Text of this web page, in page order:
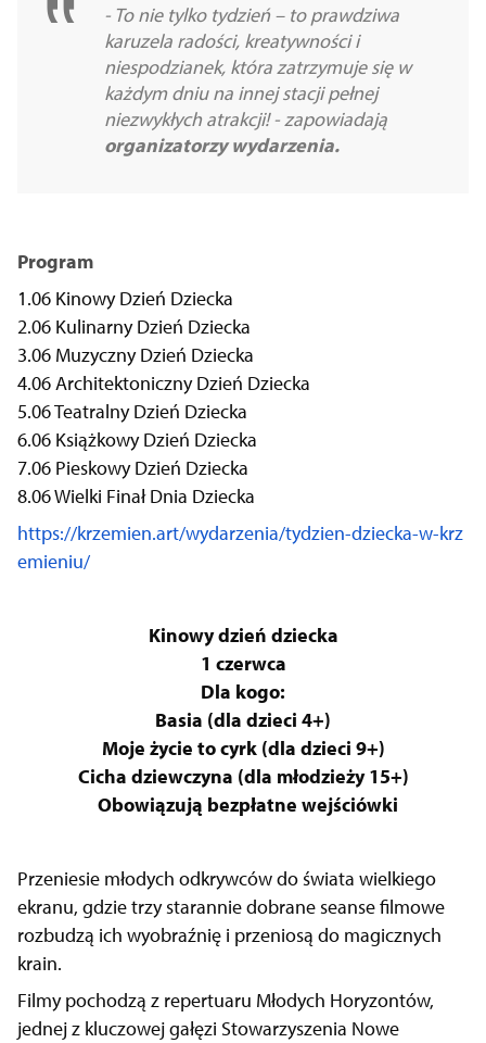
- To nie tylko tydzień – to prawdziwa
karuzela radości, kreatywności i
niespodzianek, która zatrzymuje się w
każdym dniu na innej stacji pełnej
niezwykłych atrakcji! - zapowiadają
organizatorzy wydarzenia.
Program
1.06 Kinowy Dzień Dziecka
2.06 Kulinarny Dzień Dziecka
3.06 Muzyczny Dzień Dziecka
4.06 Architektoniczny Dzień Dziecka
5.06 Teatralny Dzień Dziecka
6.06 Książkowy Dzień Dziecka
7.06 Pieskowy Dzień Dziecka
8.06 Wielki Finał Dnia Dziecka
https://krzemien.art/wydarzenia/tydzien-dziecka-w-krz
emieniu/
Kinowy dzień dziecka
1 czerwca
Dla kogo:
Basia (dla dzieci 4+)
Moje życie to cyrk (dla dzieci 9+)
Cicha dziewczyna (dla młodzieży 15+)
Obowiązują bezpłatne wejściówki
Przeniesie młodych odkrywców do świata wielkiego
ekranu, gdzie trzy starannie dobrane seanse filmowe
rozbudzą ich wyobraźnię i przeniosą do magicznych
krain.
Filmy pochodzą z repertuaru Młodych Horyzontów,
jednej z kluczowej gałęzi Stowarzyszenia Nowe